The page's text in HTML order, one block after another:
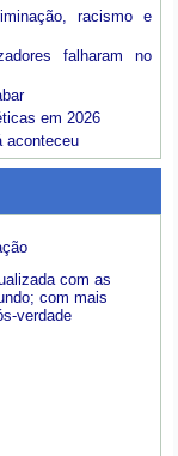
racismo e
falharam no
em 2026
aconteceu
com as
com mais
verdade